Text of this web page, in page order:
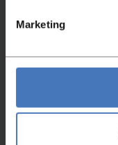
Marketing